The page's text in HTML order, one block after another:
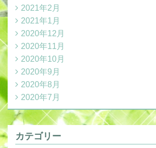
2021年2月
2021年1月
2020年12月
2020年11月
2020年10月
2020年9月
2020年8月
2020年7月
カテゴリー